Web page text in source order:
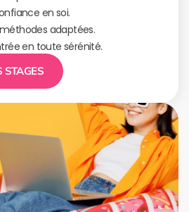
en soi.
adaptées.
en toute sérénité.
STAGES